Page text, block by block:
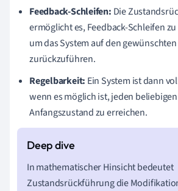
Feedback-Schleifen: Die
ermöglicht es, Feedback-Schleifen
um das System auf den
zurückzuführen.
Regelbarkeit: Ein System ist dann
wenn es möglich ist, jeden
Anfangszustand zu erreichen.
In mathematischer Hinsicht bedeutet
Zustandsrückführung die